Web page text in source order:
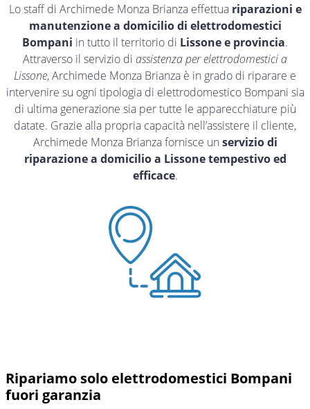
Lo staff di Archimede Monza Brianza effettua riparazioni e
manutenzione a domicilio di elettrodomestici
Bompani in tutto il territorio di Lissone e provincia.
Attraverso il servizio di assistenza per elettrodomestici a
Lissone, Archimede Monza Brianza è in grado di riparare e
intervenire su ogni tipologia di elettrodomestico Bompani sia
di ultima generazione sia per tutte le apparecchiature più
datate. Grazie alla propria capacità nell’assistere il cliente,
Archimede Monza Brianza fornisce un servizio di
riparazione a domicilio a Lissone tempestivo ed
efficace.
Ripariamo solo elettrodomestici Bompani
fuori garanzia